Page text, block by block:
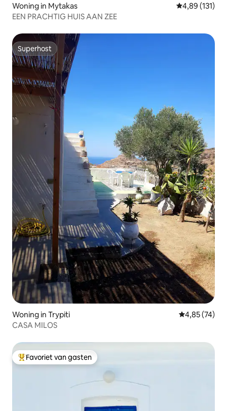
Woning in Mytakas Gemiddelde
4,89 (131)
EEN PRACHTIG HUIS AAN ZEE
Superhost
Superhost
Woning in Trypiti Gemiddelde
4,85 (74)
CASA MILOS
Topfavoriet van gasten
Favoriet van gasten